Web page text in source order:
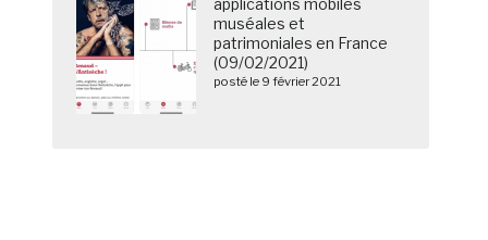
applications mobiles
muséales et
patrimoniales en France
(09/02/2021)
posté le 9 février 2021